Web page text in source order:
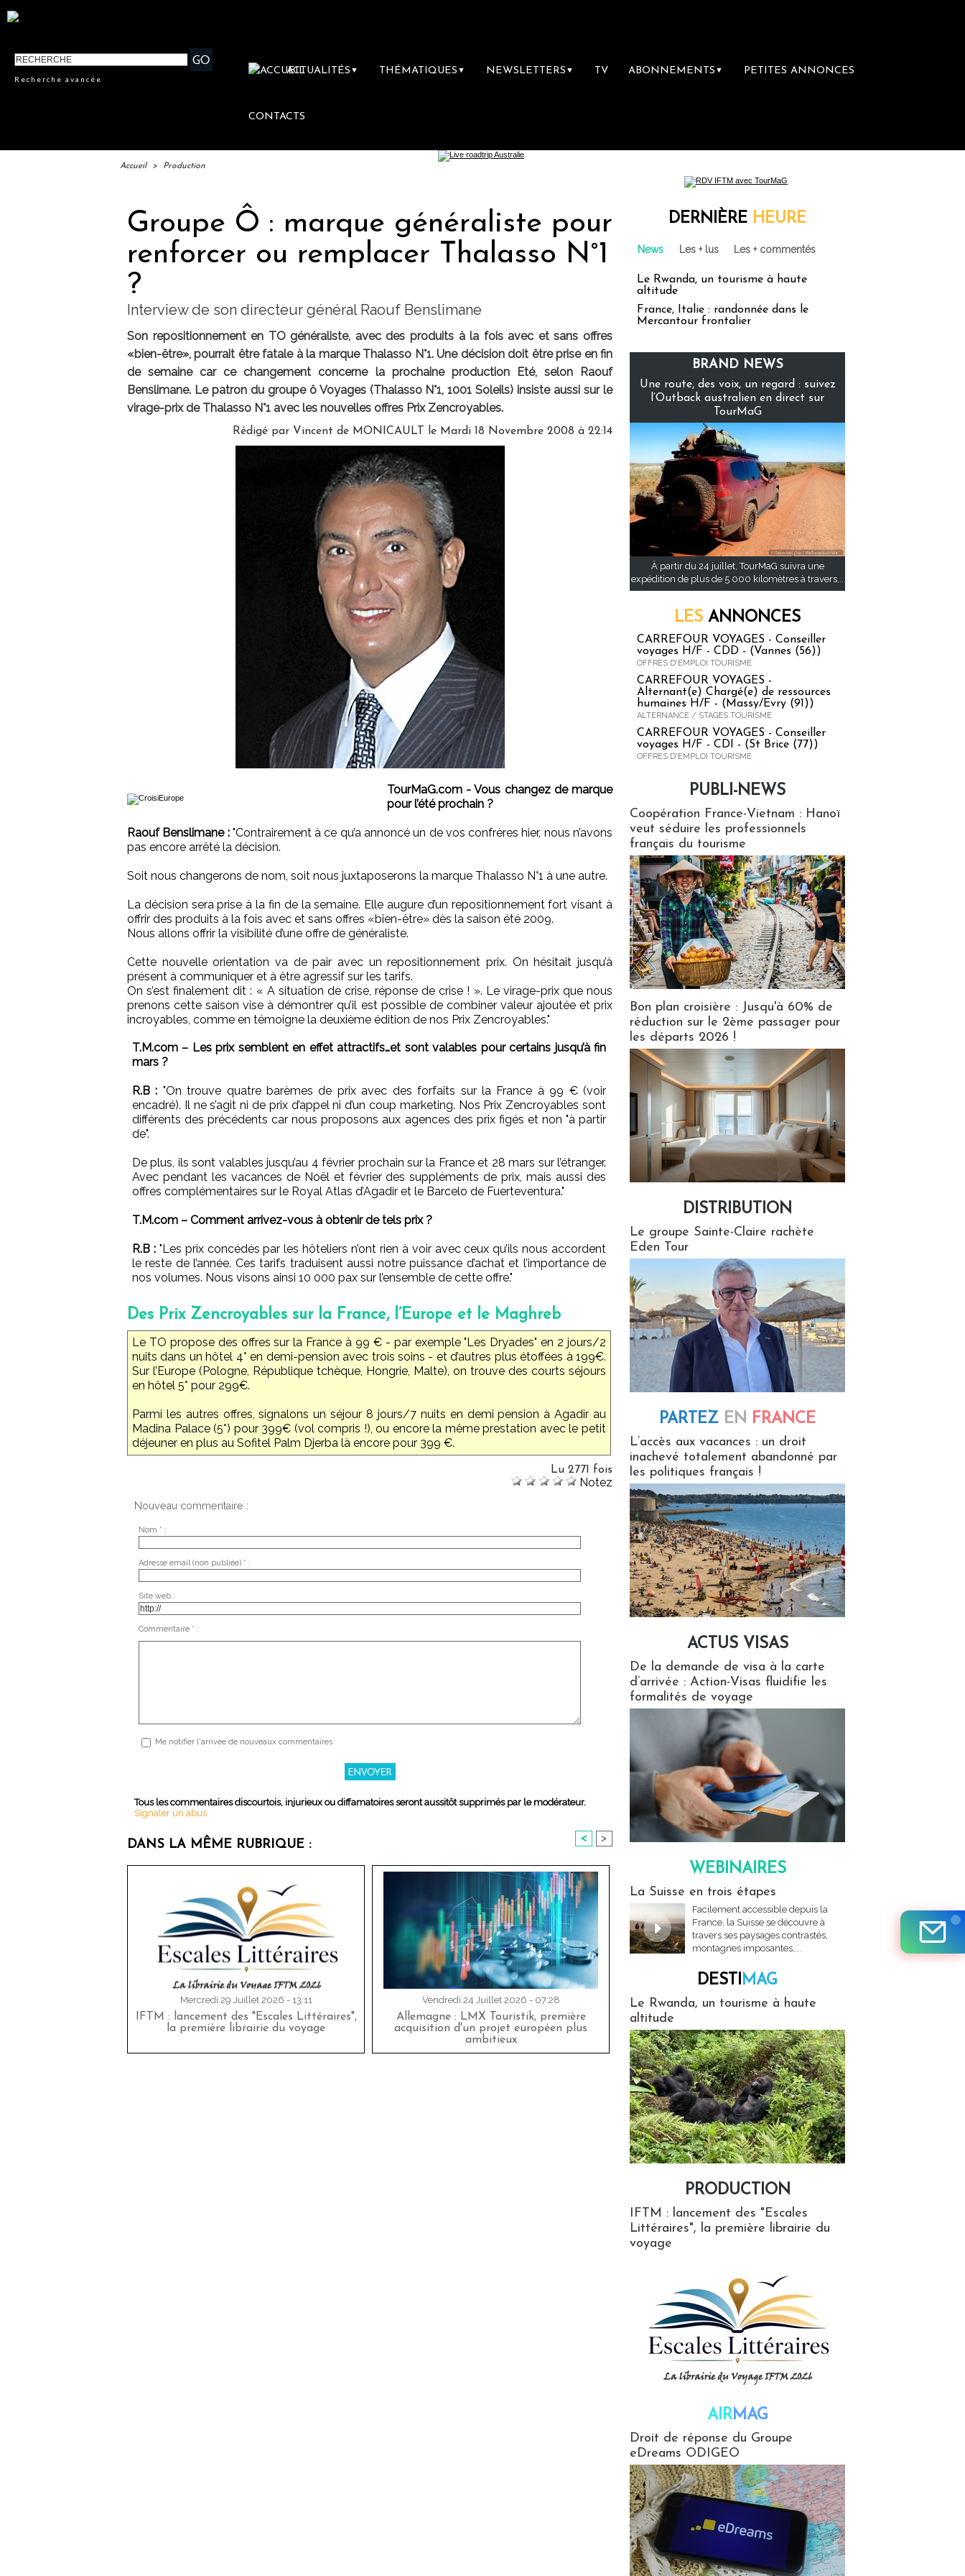
Recherche avancée
ACTUALITÉS ▼ THÉMATIQUES ▼ NEWSLETTERS ▼ TV ABONNEMENTS ▼ PETITES ANNONCES
CONTACTS
Accueil > Production
Groupe Ô : marque généraliste pour
renforcer ou remplacer Thalasso N°1
?
Interview de son directeur général Raouf Benslimane
Son repositionnement en TO généraliste, avec des produits à la fois avec et sans offres
«bien-être», pourrait être fatale à la marque Thalasso N°1. Une décision doit être prise en fin
de semaine car ce changement concerne la prochaine production Eté, selon Raouf
Benslimane. Le patron du groupe ô Voyages (Thalasso N°1, 1001 Soleils) insiste aussi sur le
virage-prix de Thalasso N°1 avec les nouvelles offres Prix Zencroyables.
Rédigé par Vincent de MONICAULT le Mardi 18 Novembre 2008 à 22:14
TourMaG.com - Vous changez de marque
pour l’été prochain ?
Raouf Benslimane : "Contrairement à ce qu’a annoncé un de vos confrères hier, nous n’avons
pas encore arrêté la décision.
Soit nous changerons de nom, soit nous juxtaposerons la marque Thalasso N°1 à une autre.
La décision sera prise à la fin de la semaine. Elle augure d’un repositionnement fort visant à
offrir des produits à la fois avec et sans offres «bien-être» dès la saison été 2009.
Nous allons offrir la visibilité d’une offre de généraliste.
Cette nouvelle orientation va de pair avec un repositionnement prix. On hésitait jusqu’à
présent à communiquer et à être agressif sur les tarifs.
On s’est finalement dit : « A situation de crise, réponse de crise ! ». Le virage-prix que nous
prenons cette saison vise à démontrer qu’il est possible de combiner valeur ajoutée et prix
incroyables, comme en témoigne la deuxième édition de nos Prix Zencroyables."
T.M.com – Les prix semblent en effet attractifs…et sont valables pour certains jusqu’à fin
mars ?
R.B : "On trouve quatre barèmes de prix avec des forfaits sur la France à 99 € (voir
encadré). Il ne s’agit ni de prix d’appel ni d’un coup marketing. Nos Prix Zencroyables sont
différents des précédents car nous proposons aux agences des prix figés et non "à partir
de".
De plus, ils sont valables jusqu’au 4 février prochain sur la France et 28 mars sur l’étranger.
Avec pendant les vacances de Noël et février des suppléments de prix, mais aussi des
offres complémentaires sur le Royal Atlas d’Agadir et le Barcelo de Fuerteventura."
T.M.com – Comment arrivez-vous à obtenir de tels prix ?
R.B : "Les prix concédés par les hôteliers n’ont rien à voir avec ceux qu’ils nous accordent
le reste de l’année. Ces tarifs traduisent aussi notre puissance d’achat et l’importance de
nos volumes. Nous visons ainsi 10 000 pax sur l’ensemble de cette offre."
Des Prix Zencroyables sur la France, l’Europe et le Maghreb
Le TO propose des offres sur la France à 99 € - par exemple "Les Dryades" en 2 jours/2
nuits dans un hôtel 4* en demi-pension avec trois soins - et d’autres plus étoffées à 199€.
Sur l’Europe (Pologne, République tchèque, Hongrie, Malte), on trouve des courts séjours
en hôtel 5* pour 299€.
Parmi les autres offres, signalons un séjour 8 jours/7 nuits en demi pension à Agadir au
Madina Palace (5*) pour 399€ (vol compris !), ou encore la même prestation avec le petit
déjeuner en plus au Sofitel Palm Djerba là encore pour 399 €.
Lu 2771 fois
Notez
Nouveau commentaire :
Nom * :
Adresse email (non publiée) * :
Site web :
Commentaire * :
Me notifier l'arrivée de nouveaux commentaires
Tous les commentaires discourtois, injurieux ou diffamatoires seront aussitôt supprimés par le modérateur.
Signaler un abus
DANS LA MÊME RUBRIQUE : < >
Mercredi 29 Juillet 2026 - 13:11
IFTM : lancement des "Escales Littéraires",
la première librairie du voyage
Vendredi 24 Juillet 2026 - 07:28
Allemagne : LMX Touristik, première
acquisition d'un projet européen plus
ambitieux
DERNIÈRE HEURE
News Les + lus Les + commentés
Le Rwanda, un tourisme à haute
altitude
France, Italie : randonnée dans le
Mercantour frontalier
BRAND NEWS
Une route, des voix, un regard : suivez
l’Outback australien en direct sur
TourMaG
À partir du 24 juillet, TourMaG suivra une
expédition de plus de 5 000 kilomètres à travers...
LES ANNONCES
CARREFOUR VOYAGES - Conseiller
voyages H/F - CDD - (Vannes (56))
OFFRES D'EMPLOI TOURISME
CARREFOUR VOYAGES -
Alternant(e) Chargé(e) de ressources
humaines H/F - (Massy/Evry (91))
ALTERNANCE / STAGES TOURISME
CARREFOUR VOYAGES - Conseiller
voyages H/F - CDI - (St Brice (77))
OFFRES D'EMPLOI TOURISME
PUBLI-NEWS
Coopération France-Vietnam : Hanoï
veut séduire les professionnels
français du tourisme
Bon plan croisière : Jusqu'à 60% de
réduction sur le 2ème passager pour
les départs 2026 !
DISTRIBUTION
Le groupe Sainte-Claire rachète
Eden Tour
PARTEZ EN FRANCE
L’accès aux vacances : un droit
inachevé totalement abandonné par
les politiques français !
ACTUS VISAS
De la demande de visa à la carte
d’arrivée : Action-Visas fluidifie les
formalités de voyage
WEBINAIRES
La Suisse en trois étapes
Facilement accessible depuis la
France, la Suisse se découvre à
travers ses paysages contrastés,
montagnes imposantes,...
DESTIMAG
Le Rwanda, un tourisme à haute
altitude
PRODUCTION
IFTM : lancement des "Escales
Littéraires", la première librairie du
voyage
AIRMAG
Droit de réponse du Groupe
eDreams ODIGEO